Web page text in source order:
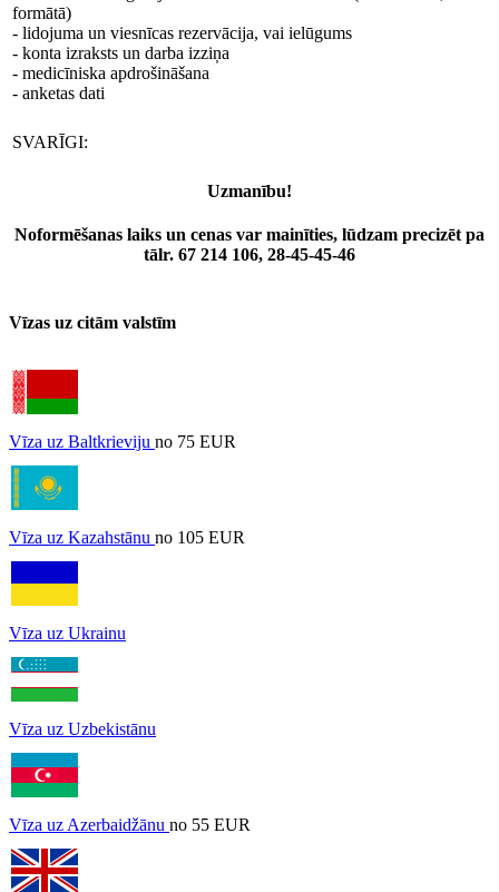
formātā)
- lidojuma un viesnīcas rezervācija, vai ielūgums
- konta izraksts un darba izziņa
- medicīniska apdrošināšana
- anketas dati
SVARĪGI:
Uzmanību!
Noformēšanas laiks un cenas var mainīties, lūdzam precizēt pa
tālr. 67 214 106, 28-45-45-46
Vīzas uz citām valstīm
Vīza uz Baltkrieviju no 75 EUR
Vīza uz Kazahstānu no 105 EUR
Vīza uz Ukrainu
Vīza uz Uzbekistānu
Vīza uz Azerbaidžānu no 55 EUR